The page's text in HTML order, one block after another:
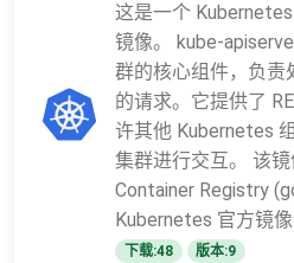
这是一个
镜像。 kube-
群的核心组件，负责
的请求。它提供了
许其他 Kubernetes
集群进行交互。 该
Container Registry
Kubernetes 官方镜像
下载:48 版本:9